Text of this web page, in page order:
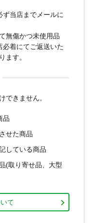
当店までメールに
無傷かつ未使用品
必着にてご返送いた
ます。
できません。
品
せた商品
している商品
(取り寄せ品、大型
て